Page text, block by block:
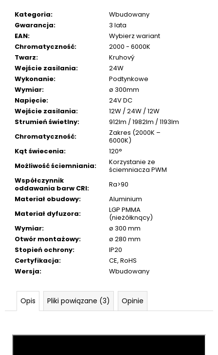
Kategoria:
Wbudowany
Gwarancja:
3 lata
EAN:
Wybierz wariant
Chromatyczność:
2000 - 6000K
Twarz:
Kruhový
Wejście zasilania:
24W
Wykonanie:
Podtynkowe
Wymiar:
ø 300mm
Napięcie:
24V DC
Wejście zasilania:
12W / 24W / 12W
Strumień świetlny:
912lm / 1982lm / 1193lm
Chromatyczność:
Zakres (2000K –
6000K)
Kąt świecenia:
120°
Możliwość ściemniania:
Korzystanie ze
ściemniacza PWM
Współczynnik
oddawania barw CRI:
Ra>90
Materiał obudowy:
Aluminium
Materiał dyfuzora:
LGP PMMA
(nieżółknący)
Wymiar:
ø 300 mm
Otwór montażowy:
ø 280 mm
Stopień ochrony:
IP20
Certyfikacja:
CE, RoHS
Wersja: Wbudowany
Opis Pliki powiązane (3) Opinie